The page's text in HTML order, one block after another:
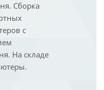
Сборка
с
На складе